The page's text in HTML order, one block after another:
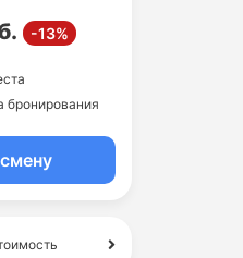
-13%
бронирования